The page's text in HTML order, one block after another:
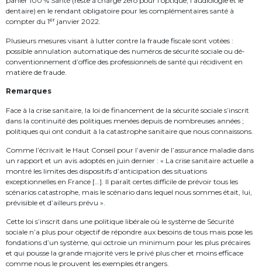
dentaire) en le rendant obligatoire pour les complémentaires santé à
compter du 1er janvier 2022.
Plusieurs mesures visant à lutter contre la fraude fiscale sont votées :
possible annulation automatique des numéros de sécurité sociale ou dé-
conventionnement d’office des professionnels de santé qui récidivent en
matière de fraude.
Remarques
Face à la crise sanitaire, la loi de financement de la sécurité sociale s’inscrit
dans la continuité des politiques menées depuis de nombreuses années ;
politiques qui ont conduit à la catastrophe sanitaire que nous connaissons.
Comme l’écrivait le Haut Conseil pour l’avenir de l’assurance maladie dans
un rapport et un avis adoptés en juin dernier : « La crise sanitaire actuelle a
montré les limites des dispositifs d’anticipation des situations
exceptionnelles en France […]. Il paraît certes difficile de prévoir tous les
scénarios catastrophe, mais le scénario dans lequel nous sommes était, lui,
prévisible et d’ailleurs prévu ».
Cette loi s’inscrit dans une politique libérale où le système de Sécurité
sociale n’a plus pour objectif de répondre aux besoins de tous mais pose les
fondations d’un système, qui octroie un minimum pour les plus précaires
et qui pousse la grande majorité vers le privé plus cher et moins efficace
comme nous le prouvent les exemples étrangers.